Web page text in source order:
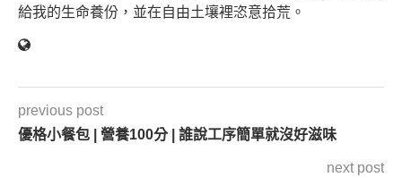
給我的生命養份，並在自由土壤裡恣意拾荒。
previous post
優格小餐包 | 營養100分 | 誰說工序簡單就沒好滋味
next post